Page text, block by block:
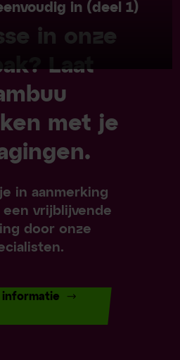
in (deel 1)
in onze
Laat
met je
in aanmerking
een vrijblijvende
door onze
informatie